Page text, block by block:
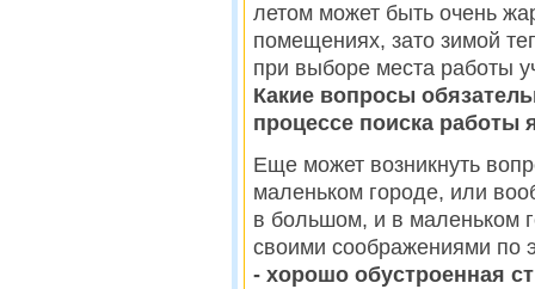
летом может быть очень
помещениях, зато зимой
при выборе места работы
Какие вопросы
процессе поиска работы
Еще может возникнуть
маленьком городе, или
в большом, и в маленьком
своими соображениями по
- хорошо обустроенная